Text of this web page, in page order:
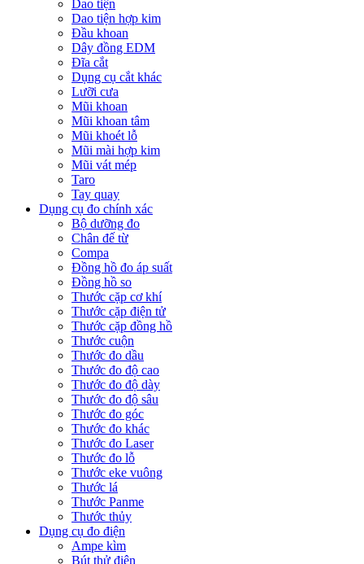
Dao tiện
Dao tiện hợp kim
Đầu khoan
Dây đồng EDM
Đĩa cắt
Dụng cụ cắt khác
Lưỡi cưa
Mũi khoan
Mũi khoan tâm
Mũi khoét lỗ
Mũi mài hợp kim
Mũi vát mép
Taro
Tay quay
Dụng cụ đo chính xác
Bộ dưỡng đo
Chân đế từ
Compa
Đồng hồ đo áp suất
Đồng hồ so
Thước cặp cơ khí
Thước cặp điện tử
Thước cặp đồng hồ
Thước cuộn
Thước đo dầu
Thước đo độ cao
Thước đo độ dày
Thước đo độ sâu
Thước đo góc
Thước đo khác
Thước đo Laser
Thước đo lỗ
Thước eke vuông
Thước lá
Thước Panme
Thước thủy
Dụng cụ đo điện
Ampe kìm
Bút thử điện